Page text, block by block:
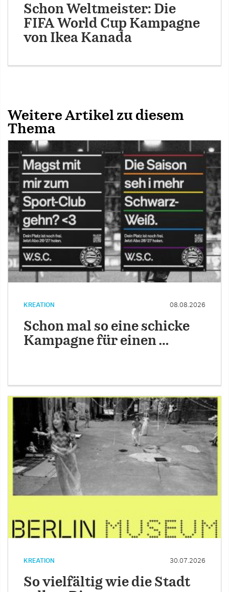
Schon Weltmeister: Die
FIFA World Cup Kampagne
von Ikea Kanada
Weitere Artikel zu diesem
Thema
KREATION 08.08.2026
Schon mal so eine schicke
Kampagne für einen …
KREATION 30.07.2026
So vielfältig wie die Stadt